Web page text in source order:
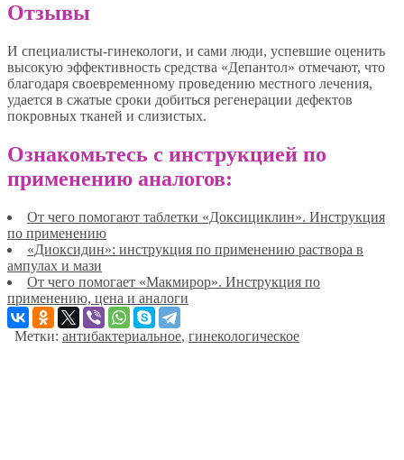
Отзывы
И специалисты-гинекологи, и сами люди, успевшие оценить
высокую эффективность средства «Депантол» отмечают, что
благодаря своевременному проведению местного лечения,
удается в сжатые сроки добиться регенерации дефектов
покровных тканей и слизистых.
Ознакомьтесь с инструкцией по
применению аналогов:
От чего помогают таблетки «Доксициклин». Инструкция
по применению
«Диоксидин»: инструкция по применению раствора в
ампулах и мази
От чего помогает «Макмирор». Инструкция по
применению, цена и аналоги
Метки: антибактериальное, гинекологическое